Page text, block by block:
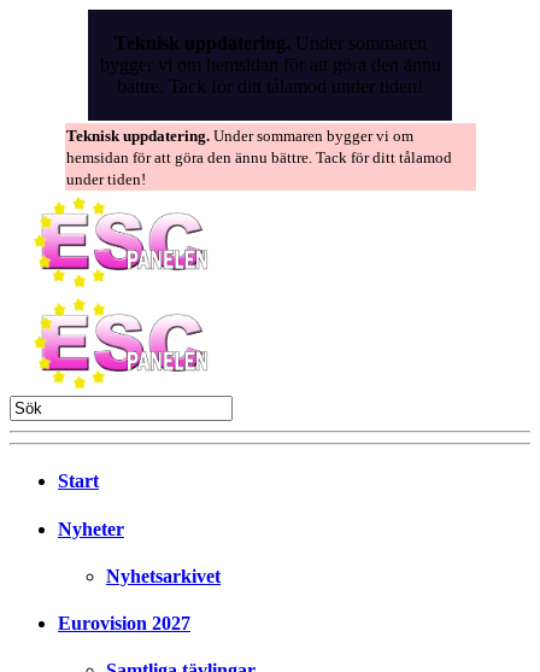
Teknisk uppdatering. Under sommaren
bygger vi om hemsidan för att göra den ännu
bättre. Tack för ditt tålamod under tiden!
Teknisk uppdatering. Under sommaren bygger vi om
hemsidan för att göra den ännu bättre. Tack för ditt tålamod
under tiden!
Start
Nyheter
Nyhetsarkivet
Eurovision 2027